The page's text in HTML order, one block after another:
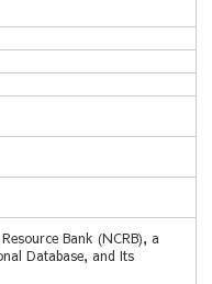
Bank (NCRB), a
Database, and Its